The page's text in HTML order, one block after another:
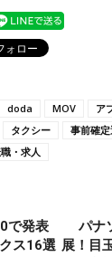
doda MOV
ア
タクシー 事前確
・求人
で発表
ス16選
パナ
展！目